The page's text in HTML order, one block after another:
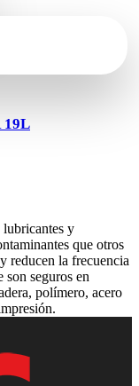
19L
y
que otros
reducen la frecuencia
seguros en
polímero, acero